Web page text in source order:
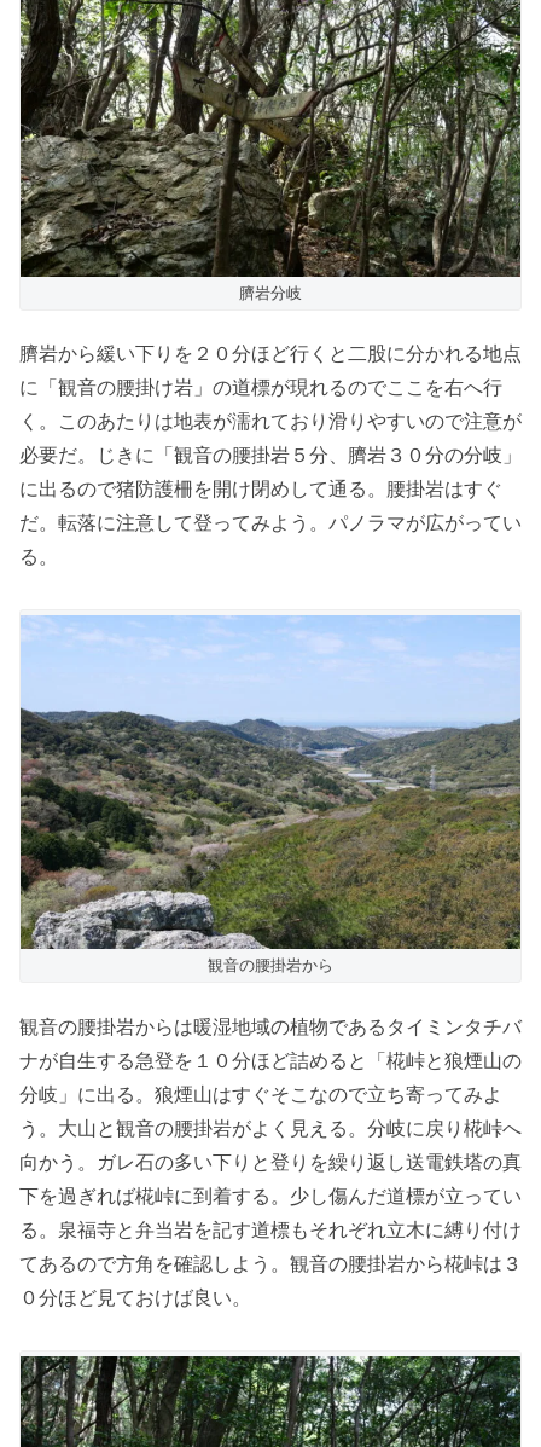
臍岩分岐
臍岩から緩い下りを２０分ほど行くと二股に分かれる地点
に「観音の腰掛け岩」の道標が現れるのでここを右へ行
く。このあたりは地表が濡れており滑りやすいので注意が
必要だ。じきに「観音の腰掛岩５分、臍岩３０分の分岐」
に出るので猪防護柵を開け閉めして通る。腰掛岩はすぐ
だ。転落に注意して登ってみよう。パノラマが広がってい
る。
観音の腰掛岩から
観音の腰掛岩からは暖湿地域の植物であるタイミンタチバ
ナが自生する急登を１０分ほど詰めると「椛峠と狼煙山の
分岐」に出る。狼煙山はすぐそこなので立ち寄ってみよ
う。大山と観音の腰掛岩がよく見える。分岐に戻り椛峠へ
向かう。ガレ石の多い下りと登りを繰り返し送電鉄塔の真
下を過ぎれば椛峠に到着する。少し傷んだ道標が立ってい
る。泉福寺と弁当岩を記す道標もそれぞれ立木に縛り付け
てあるので方角を確認しよう。観音の腰掛岩から椛峠は３
０分ほど見ておけば良い。